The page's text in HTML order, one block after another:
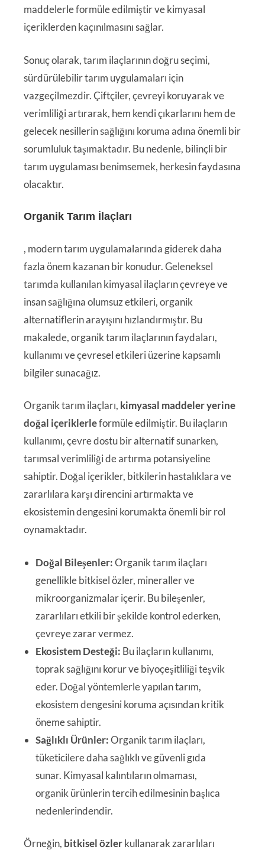
maddelerle formüle edilmiştir ve kimyasal
içeriklerden kaçınılmasını sağlar.
Sonuç olarak, tarım ilaçlarının doğru seçimi,
sürdürülebilir tarım uygulamaları için
vazgeçilmezdir. Çiftçiler, çevreyi koruyarak ve
verimliliği artırarak, hem kendi çıkarlarını hem de
gelecek nesillerin sağlığını koruma adına önemli bir
sorumluluk taşımaktadır. Bu nedenle, bilinçli bir
tarım uygulaması benimsemek, herkesin faydasına
olacaktır.
Organik Tarım İlaçları
, modern tarım uygulamalarında giderek daha
fazla önem kazanan bir konudur. Geleneksel
tarımda kullanılan kimyasal ilaçların çevreye ve
insan sağlığına olumsuz etkileri, organik
alternatiflerin arayışını hızlandırmıştır. Bu
makalede, organik tarım ilaçlarının faydaları,
kullanımı ve çevresel etkileri üzerine kapsamlı
bilgiler sunacağız.
Organik tarım ilaçları, kimyasal maddeler yerine
doğal içeriklerleformüle edilmiştir. Bu ilaçların
kullanımı, çevre dostu bir alternatif sunarken,
tarımsal verimliliği de artırma potansiyeline
sahiptir. Doğal içerikler, bitkilerin hastalıklara ve
zararlılara karşı direncini artırmakta ve
ekosistemin dengesini korumakta önemli bir rol
oynamaktadır.
Doğal Bileşenler:Organik tarım ilaçları
genellikle bitkisel özler, mineraller ve
mikroorganizmalar içerir. Bu bileşenler,
zararlıları etkili bir şekilde kontrol ederken,
çevreye zarar vermez.
Ekosistem Desteği: Bu ilaçların kullanımı,
toprak sağlığını korur ve biyoçeşitliliği teşvik
eder. Doğal yöntemlerle yapılan tarım,
ekosistem dengesini koruma açısından kritik
öneme sahiptir.
Sağlıklı Ürünler:Organik tarım ilaçları,
tüketicilere daha sağlıklı ve güvenli gıda
sunar. Kimyasal kalıntıların olmaması,
organik ürünlerin tercih edilmesinin başlıca
nedenlerindendir.
Örneğin, bitkisel özlerkullanarak zararlıları